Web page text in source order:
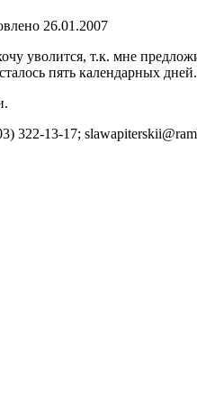
26.01.2007
уволится, т.к. мне
пять календарных
322-13-17;